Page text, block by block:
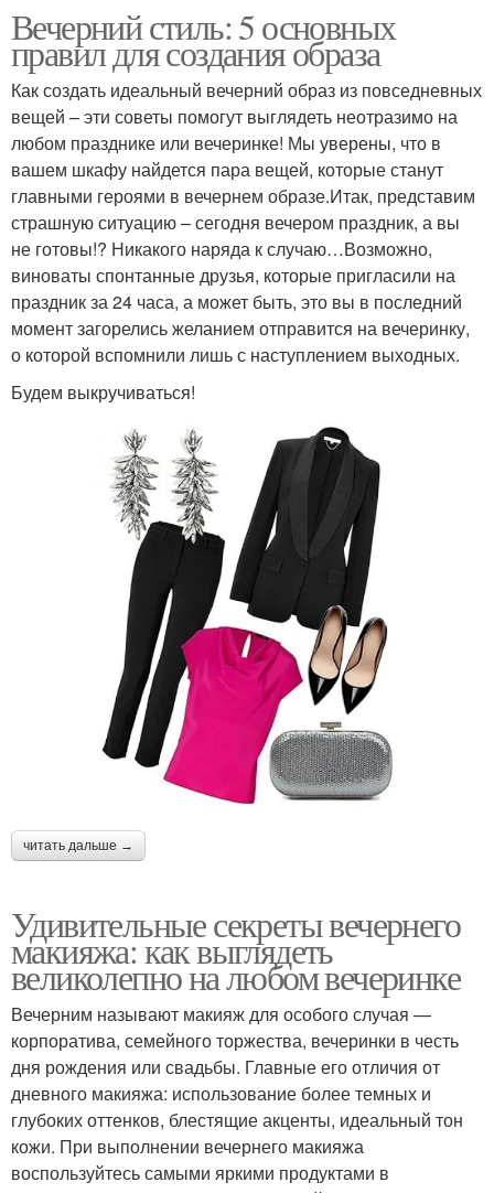
Вечерний стиль: 5 основных
правил для создания образа
Как создать идеальный вечерний образ из повседневных
вещей – эти советы помогут выглядеть неотразимо на
любом празднике или вечеринке! Мы уверены, что в
вашем шкафу найдется пара вещей, которые станут
главными героями в вечернем образе.Итак, представим
страшную ситуацию – сегодня вечером праздник, а вы
не готовы!? Никакого наряда к случаю…Возможно,
виноваты спонтанные друзья, которые пригласили на
праздник за 24 часа, а может быть, это вы в последний
момент загорелись желанием отправится на вечеринку,
о которой вспомнили лишь с наступлением выходных.
Будем выкручиваться!
читать дальше →
Удивительные секреты вечернего
макияжа: как выглядеть
великолепно на любом вечеринке
Вечерним называют макияж для особого случая —
корпоратива, семейного торжества, вечеринки в честь
дня рождения или свадьбы. Главные его отличия от
дневного макияжа: использование более темных и
глубоких оттенков, блестящие акценты, идеальный тон
кожи. При выполнении вечернего макияжа
воспользуйтесь самыми яркими продуктами в